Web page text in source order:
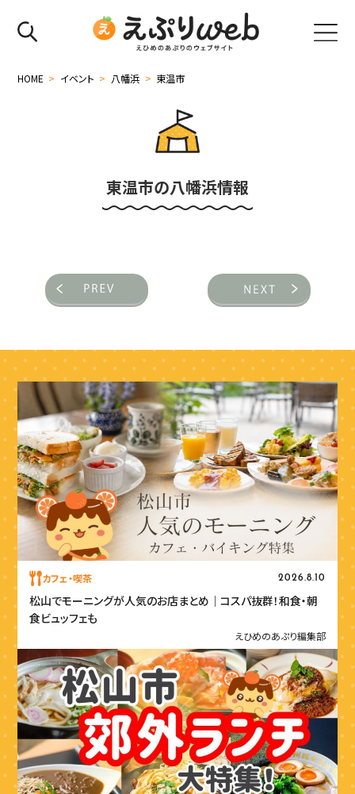
HOME > イベント > 八幡浜 > 東温市
東温市の八幡浜情報
カフェ・喫茶 2026.8.10
松山でモーニングが人気のお店まとめ｜コスパ抜群！和食・朝
食ビュッフェも
えひめのあぷり編集部